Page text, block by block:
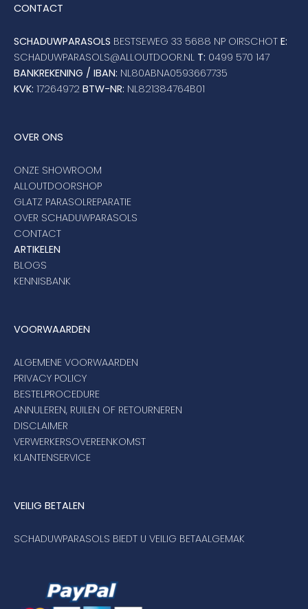
CONTACT
SCHADUWPARASOLS BESTSEWEG 33 5688 NP OIRSCHOT E:
SCHADUWPARASOLS@ALLOUTDOOR.NL T: 0499 570 147
BANKREKENING / IBAN: NL80ABNA0593667735
KVK: 17264972 BTW-NR: NL821384764B01
OVER ONS
ONZE SHOWROOM
ALLOUTDOORSHOP
GLATZ PARASOLREPARATIE
OVER SCHADUWPARASOLS
CONTACT
ARTIKELEN
BLOGS
KENNISBANK
VOORWAARDEN
ALGEMENE VOORWAARDEN
PRIVACY POLICY
BESTELPROCEDURE
ANNULEREN, RUILEN OF RETOURNEREN
DISCLAIMER
VERWERKERSOVEREENKOMST
KLANTENSERVICE
VEILIG BETALEN
SCHADUWPARASOLS BIEDT U VEILIG BETAALGEMAK